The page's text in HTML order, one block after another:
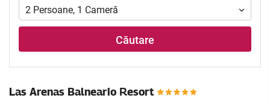
2 Persoane, 1 Cameră
Căutare
Las Arenas Balneario Resort